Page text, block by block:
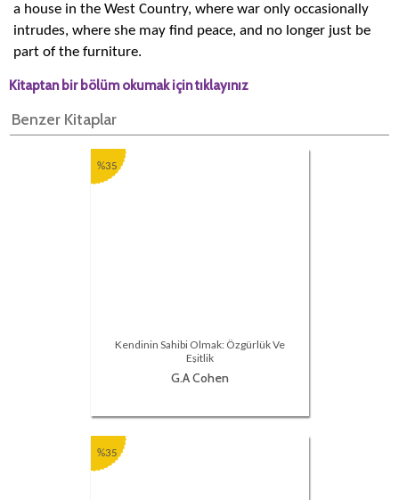
a house in the West Country, where war only occasionally
intrudes, where she may find peace, and no longer just be
part of the furniture.
Kitaptan bir bölüm okumak için tıklayınız
Benzer Kitaplar
%35
Kendinin Sahibi Olmak: Özgürlük Ve
Eşitlik
G.A Cohen
%35